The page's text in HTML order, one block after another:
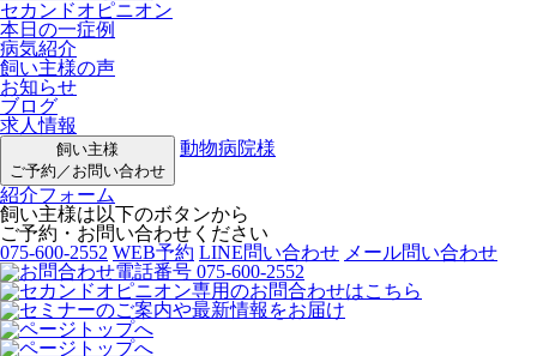
セカンドオピニオン
本日の一症例
病気紹介
飼い主様の声
お知らせ
ブログ
求人情報
飼い主様
ご予約／お問い合わせ
動物病院様
紹介フォーム
飼い主様は以下のボタンから
ご予約・お問い合わせください
075-600-2552 WEB予約 LINE問い合わせ メール問い合わせ